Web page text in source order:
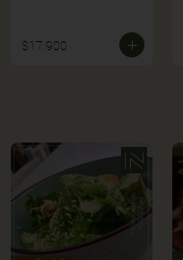
$17.900